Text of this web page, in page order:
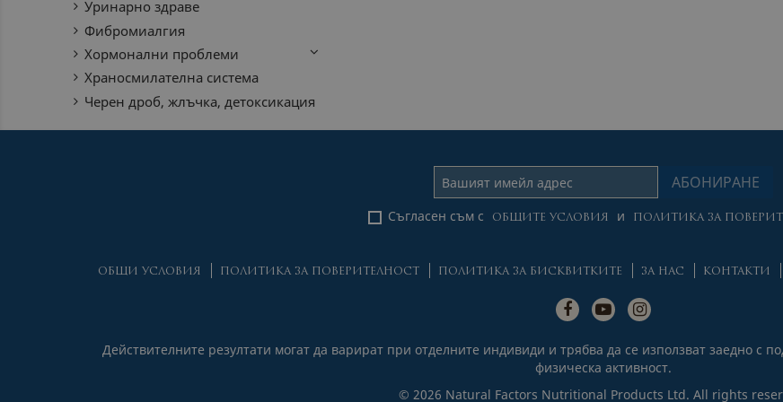
Уринарно здраве
Фибромиалгия
Хормонални проблеми
Храносмилателна система
Черен дроб, жлъчка, детоксикация
Съгласен съм с ОБЩИТЕ УСЛОВИЯ и ПОЛИТИКА ЗА
ОБЩИ УСЛОВИЯ ПОЛИТИКА ЗА ПОВЕРИТЕЛНОСТ ПОЛИТИКА ЗА БИСКВИТКИТЕ ЗА НАС КОНТАКТИ
Действителните резултати могат да варират при отделните индивиди и трябва да се използват заедно
физическа активност.
© 2026 Natural Factors Nutritional Products Ltd. All rights